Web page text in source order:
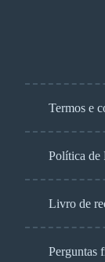
Termos e
Política de
Livro de
Perguntas